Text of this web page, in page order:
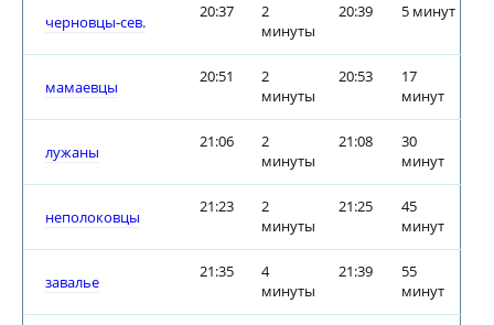
черновцы-сев.
20:37
2
минуты
20:39 5 минут
мамаевцы
20:51
2
минуты
20:53
17
минут
лужаны
21:06
2
минуты
21:08
30
минут
неполоковцы
21:23
2
минуты
21:25
45
минут
завалье
21:35
4
минуты
21:39
55
минут